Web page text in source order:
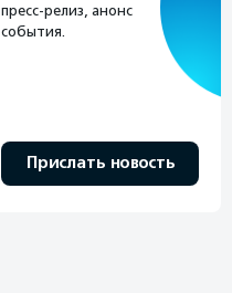
пресс-релиз, анонс
события.
Прислать новость